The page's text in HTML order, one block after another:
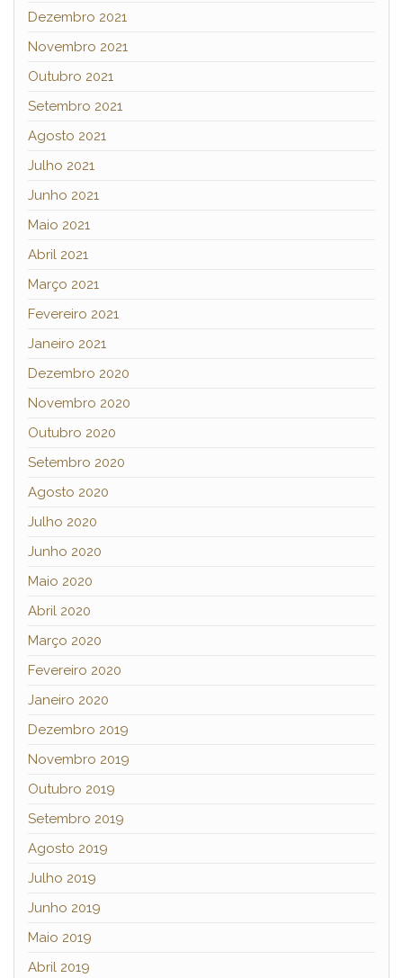
Dezembro 2021
Novembro 2021
Outubro 2021
Setembro 2021
Agosto 2021
Julho 2021
Junho 2021
Maio 2021
Abril 2021
Março 2021
Fevereiro 2021
Janeiro 2021
Dezembro 2020
Novembro 2020
Outubro 2020
Setembro 2020
Agosto 2020
Julho 2020
Junho 2020
Maio 2020
Abril 2020
Março 2020
Fevereiro 2020
Janeiro 2020
Dezembro 2019
Novembro 2019
Outubro 2019
Setembro 2019
Agosto 2019
Julho 2019
Junho 2019
Maio 2019
Abril 2019